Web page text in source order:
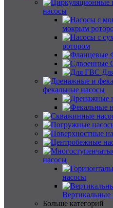
насосы
мокрым
ротором
фекальные насосы
насосы
насосы
Вертикальные
Больше категорий